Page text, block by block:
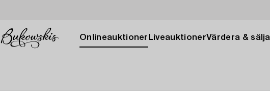
Onlineauktioner LiveauktionerVärdera & sälja